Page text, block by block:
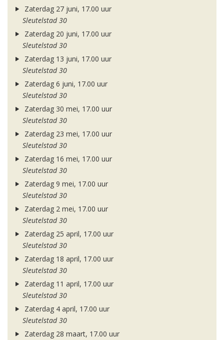
Zaterdag 27 juni, 17.00 uur
Sleutelstad 30
Zaterdag 20 juni, 17.00 uur
Sleutelstad 30
Zaterdag 13 juni, 17.00 uur
Sleutelstad 30
Zaterdag 6 juni, 17.00 uur
Sleutelstad 30
Zaterdag 30 mei, 17.00 uur
Sleutelstad 30
Zaterdag 23 mei, 17.00 uur
Sleutelstad 30
Zaterdag 16 mei, 17.00 uur
Sleutelstad 30
Zaterdag 9 mei, 17.00 uur
Sleutelstad 30
Zaterdag 2 mei, 17.00 uur
Sleutelstad 30
Zaterdag 25 april, 17.00 uur
Sleutelstad 30
Zaterdag 18 april, 17.00 uur
Sleutelstad 30
Zaterdag 11 april, 17.00 uur
Sleutelstad 30
Zaterdag 4 april, 17.00 uur
Sleutelstad 30
Zaterdag 28 maart, 17.00 uur